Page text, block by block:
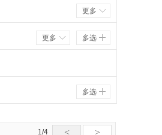
更多
多选
更多
多选
1/4 < >